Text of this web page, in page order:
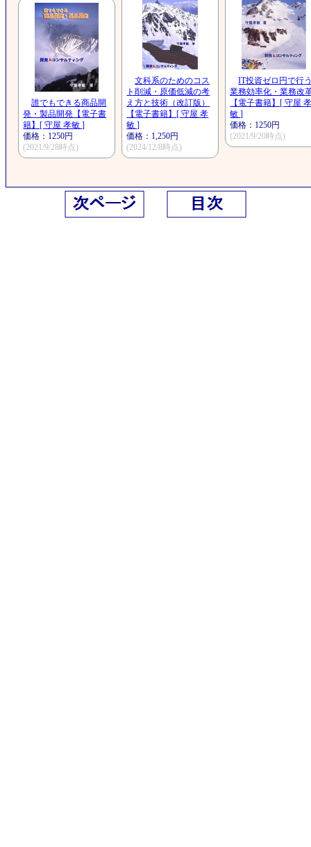
誰でもできる商品開
発・製品開発【電子書
籍】[ 守屋 孝敏 ]
価格：1250円
(2021/9/28時点)
文科系のためのコス
ト削減・原価低減の考
え方と技術（改訂版）
【電子書籍】[ 守屋 孝
敏 ]
価格：1,250円
(2024/12/8時点)
IT投資ゼロ円で行
業務効率化・業務改
【電子書籍】[ 守屋
敏 ]
価格：1250円
(2021/9/20時点)